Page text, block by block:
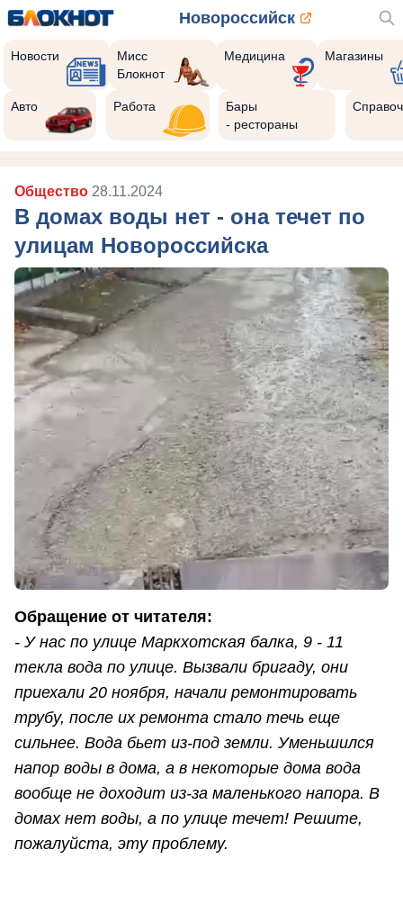
Новороссийск
Новости
Мисс
Блокнот
Медицина Магазины
Авто Работа
Бары
- рестораны
Общество 28.11.2024
В домах воды нет - она течет по
улицам Новороссийска
Обращение от читателя:
- У нас по улице Маркхотская балка, 9 - 11
текла вода по улице. Вызвали бригаду, они
приехали 20 ноября, начали ремонтировать
трубу, после их ремонта стало течь еще
сильнее. Вода бьет из-под земли. Уменьшился
напор воды в дома, а в некоторые дома вода
вообще не доходит из-за маленького напора. В
домах нет воды, а по улице течет! Решите,
пожалуйста, эту проблему.